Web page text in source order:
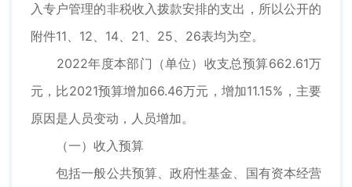
入专户管理的非税收入拨款安排的支出，所以公开的
附件11、12、14、21、25、26表均为空。
2022年度本部门（单位）收支总预算662.61万
元，比2021预算增加66.46万元，增加11.15%，主要
原因是人员变动，人员增加。
（一）收入预算
包括一般公共预算、政府性基金、国有资本经营